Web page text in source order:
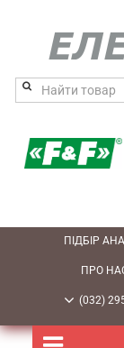
ПІДБІР
ПРО
(032)